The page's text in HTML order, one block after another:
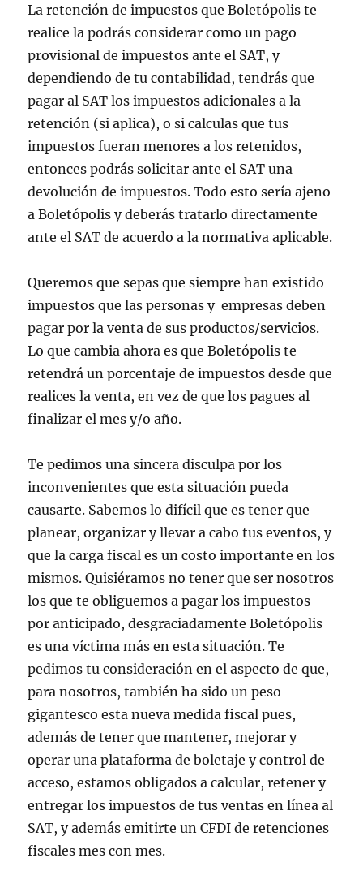
La retención de impuestos que Boletópolis te
realice la podrás considerar como un pago
provisional de impuestos ante el SAT, y
dependiendo de tu contabilidad, tendrás que
pagar al SAT los impuestos adicionales a la
retención (si aplica), o si calculas que tus
impuestos fueran menores a los retenidos,
entonces podrás solicitar ante el SAT una
devolución de impuestos. Todo esto sería ajeno
a Boletópolis y deberás tratarlo directamente
ante el SAT de acuerdo a la normativa aplicable.
Queremos que sepas que siempre han existido
impuestos que las personas y empresas deben
pagar por la venta de sus productos/servicios.
Lo que cambia ahora es que Boletópolis te
retendrá un porcentaje de impuestos desde que
realices la venta, en vez de que los pagues al
finalizar el mes y/o año.
Te pedimos una sincera disculpa por los
inconvenientes que esta situación pueda
causarte. Sabemos lo difícil que es tener que
planear, organizar y llevar a cabo tus eventos, y
que la carga fiscal es un costo importante en los
mismos. Quisiéramos no tener que ser nosotros
los que te obliguemos a pagar los impuestos
por anticipado, desgraciadamente Boletópolis
es una víctima más en esta situación. Te
pedimos tu consideración en el aspecto de que,
para nosotros, también ha sido un peso
gigantesco esta nueva medida fiscal pues,
además de tener que mantener, mejorar y
operar una plataforma de boletaje y control de
acceso, estamos obligados a calcular, retener y
entregar los impuestos de tus ventas en línea al
SAT, y además emitirte un CFDI de retenciones
fiscales mes con mes.